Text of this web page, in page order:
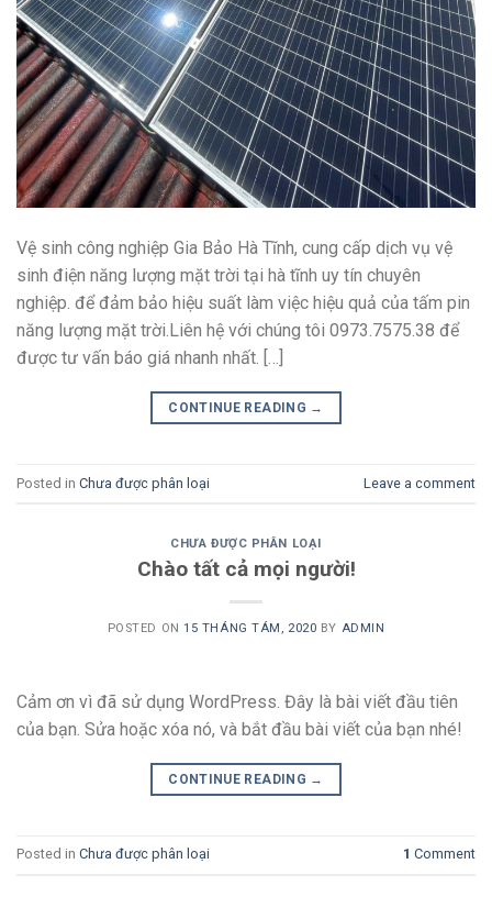
Vệ sinh công nghiệp Gia Bảo Hà Tĩnh, cung cấp dịch vụ vệ
sinh điện năng lượng mặt trời tại hà tĩnh uy tín chuyên
nghiệp. để đảm bảo hiệu suất làm việc hiệu quả của tấm pin
năng lượng mặt trời.Liên hệ với chúng tôi 0973.7575.38 để
được tư vấn báo giá nhanh nhất. […]
CONTINUE READING →
Posted in Chưa được phân loại Leave a comment
CHƯA ĐƯỢC PHÂN LOẠI
Chào tất cả mọi người!
POSTED ON15 THÁNG TÁM, 2020 BY ADMIN
Cảm ơn vì đã sử dụng WordPress. Đây là bài viết đầu tiên
của bạn. Sửa hoặc xóa nó, và bắt đầu bài viết của bạn nhé!
CONTINUE READING →
Posted in Chưa được phân loại 1 Comment